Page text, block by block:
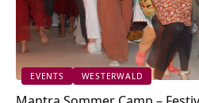
EVENTS WESTERWALD